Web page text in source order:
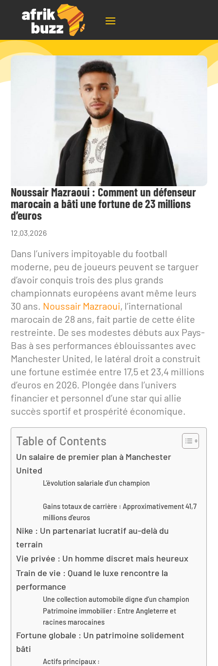
Noussair Mazraoui : Comment un défenseur
marocain a bâti une fortune de 23 millions
d’euros
12.03.2026
Dans l’univers impitoyable du football
moderne, peu de joueurs peuvent se targuer
d’avoir conquis trois des plus grands
championnats européens avant même leurs
30 ans. Noussair Mazraoui, l’international
marocain de 28 ans, fait partie de cette élite
restreinte. De ses modestes débuts aux Pays-
Bas à ses performances éblouissantes avec
Manchester United, le latéral droit a construit
une fortune estimée entre 17,5 et 23,4 millions
d’euros en 2026. Plongée dans l’univers
financier et personnel d’une star qui allie
succès sportif et prospérité économique.
Table of Contents
Un salaire de premier plan à Manchester
United
L’évolution salariale d’un champion
Gains totaux de carrière : Approximativement 41,7
millions d’euros
Nike : Un partenariat lucratif au-delà du
terrain
Vie privée : Un homme discret mais heureux
Train de vie : Quand le luxe rencontre la
performance
Une collection automobile digne d’un champion
Patrimoine immobilier : Entre Angleterre et
racines marocaines
Fortune globale : Un patrimoine solidement
bâti
Actifs principaux :